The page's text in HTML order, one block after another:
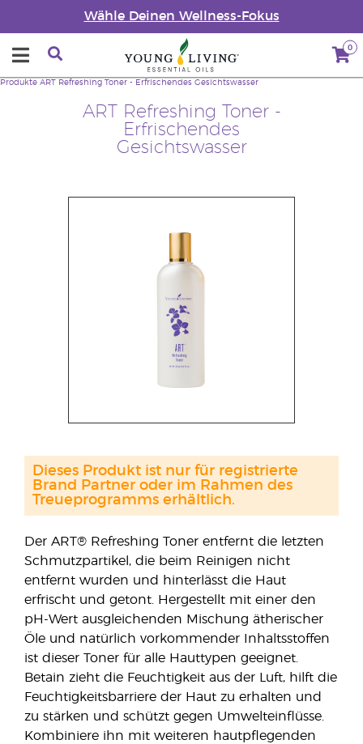
Wähle Deinen Wellness-Fokus
0
ART Refreshing Toner -
Erfrischendes
Gesichtswasser
Produkte ART Refreshing Toner - Erfrischendes Gesichtswasser
Der ART® Refreshing Toner entfernt die letzten
Schmutzpartikel, die beim Reinigen nicht
entfernt wurden und hinterlässt die Haut
erfrischt und getont. Hergestellt mit einer den
pH-Wert ausgleichenden Mischung ätherischer
Öle und natürlich vorkommender Inhaltsstoffen
ist dieser Toner für alle Hauttypen geeignet.
Betain zieht die Feuchtigkeit aus der Luft, hilft die
Feuchtigkeitsbarriere der Haut zu erhalten und
zu stärken und schützt gegen Umwelteinflüsse.
Kombiniere ihn mit weiteren hautpflegenden
Dieses Produkt ist nur für registrierte
Brand Partner oder im Rahmen des
Treueprogramms erhältlich.